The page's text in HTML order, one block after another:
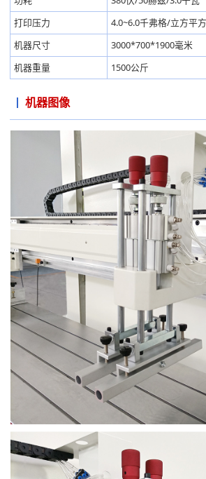
打印压力
4.0~6.0千弗格/立方平
机器尺寸
3000*700*1900毫米
机器重量
1500公斤
机器图像